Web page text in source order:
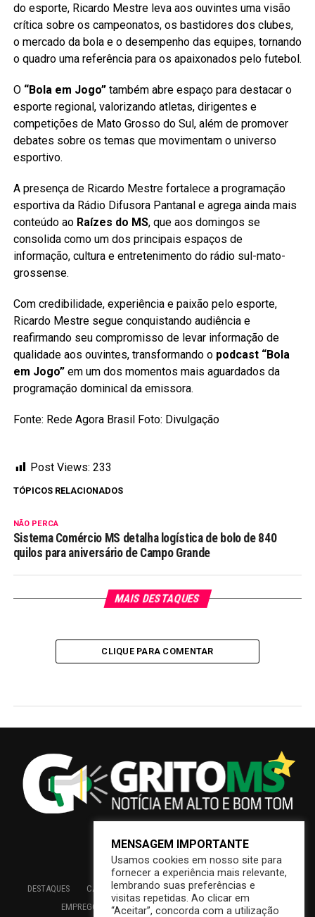
do esporte, Ricardo Mestre leva aos ouvintes uma visão
crítica sobre os campeonatos, os bastidores dos clubes,
o mercado da bola e o desempenho das equipes, tornando
o quadro uma referência para os apaixonados pelo futebol.
O “Bola em Jogo”também abre espaço para destacar o
esporte regional, valorizando atletas, dirigentes e
competições de Mato Grosso do Sul, além de promover
debates sobre os temas que movimentam o universo
esportivo.
A presença de Ricardo Mestre fortalece a programação
esportiva da Rádio Difusora Pantanal e agrega ainda mais
conteúdo ao Raízes do MS, que aos domingos se
consolida como um dos principais espaços de
informação, cultura e entretenimento do rádio sul-mato-
grossense.
Com credibilidade, experiência e paixão pelo esporte,
Ricardo Mestre segue conquistando audiência e
reafirmando seu compromisso de levar informação de
qualidade aos ouvintes, transformando o podcast “Bola
em Jogo”em um dos momentos mais aguardados da
programação dominical da emissora.
Fonte: Rede Agora Brasil Foto: Divulgação
Post Views: 233
TÓPICOS RELACIONADOS
NÃO PERCA
Sistema Comércio MS detalha logística de bolo de 840
quilos para aniversário de Campo Grande
MAIS DESTAQUES
CLIQUE PARA COMENTAR
DESTAQUES CAMPO GRANDE BRASIL SAÚDE
ECONOMIA
EMPREGO
EDUCAÇÃO INTERIOR PREFEITURA
MENSAGEM IMPORTANTE
Usamos cookies em nosso site para
fornecer a experiência mais relevante,
lembrando suas preferências e
visitas repetidas. Ao clicar em
“Aceitar”, concorda com a utilização